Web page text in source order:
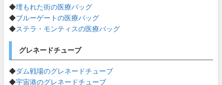
◆埋もれた街の医療バッグ
◆ブルーゲートの医療バッグ
◆ステラ・モンティスの医療バッグ
グレネードチューブ
◆ダム戦場のグレネードチューブ
◆宇宙港のグレネードチューブ